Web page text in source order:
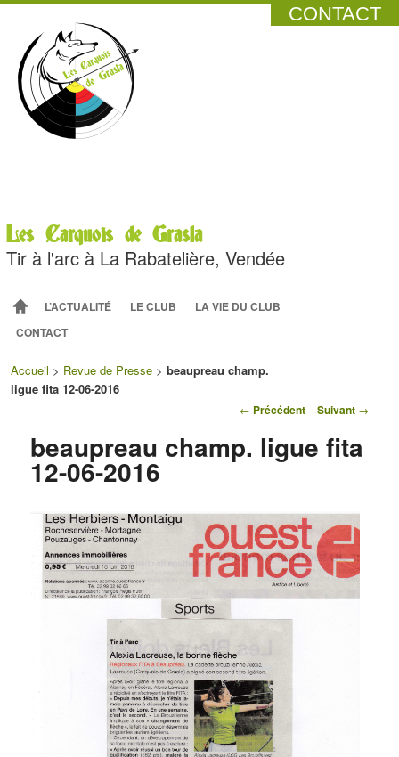
CONTACT
Les Carquois de Grasla
Tir à l'arc à La Rabatelière, Vendée
Menu principal
ALLER AU CONTENU PRINCIPAL
ALLER AU CONTENU SECONDAIRE
L’ACTUALITÉ LE CLUB
LA VIE DU CLUB
CONTACT
Accueil > Revue de Presse> beaupreau champ.
ligue fita 12-06-2016
Navigation des articles
← Précédent Suivant →
beaupreau champ. ligue fita
12-06-2016